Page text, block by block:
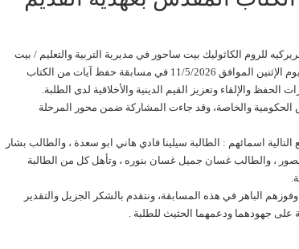
للروم الكاثوليك بيت ساحور في مديرية التربية والتعليم / بيت
لحم، شاركت مجموعة مميزة من طلبة المدرسة يوم الإثنين الموافق 11/5/2026 في مسابقة حفظ آيات من الكتاب
الحفظ والإلقاء وتعزيز القيم الدينية والأخلاقية لدى الطلبة.
الحكومية والخاصة، وقد جاءت المشاركة ضمن محور المرحلة
اسمائهم : الطالبة سيلينا فادي هاني ابو سعدة ، والطالب بشار
، والطالب غسان جميل غسان بنوره ، وتأهل كل من الطالبة
الباهر في هذه المسابقة، ونتقدم بالشكر الجزيل والتقدير
على جهودهما ودعمهما الحثيث للطلبة .